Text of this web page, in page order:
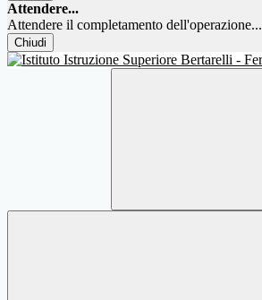
Attendere...
Attendere il completamento dell'operazione...
Chiudi